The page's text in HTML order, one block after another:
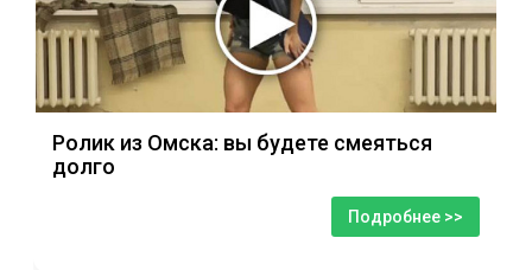
Ролик из Омска: вы будете смеяться
долго
Подробнее >>